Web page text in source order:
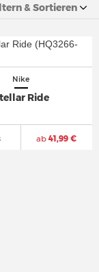
& Sortieren
Nike
Ride
ab 41,99 €